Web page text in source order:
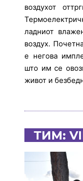
воздухот
ладниот
воздух.
е негова
што им се
живот и
ТИМ: